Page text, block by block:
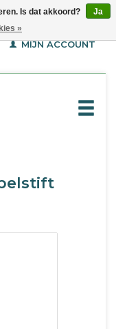
(€--,-
MIJN ACCOUNT
Is dat akkoord?
Ja
»